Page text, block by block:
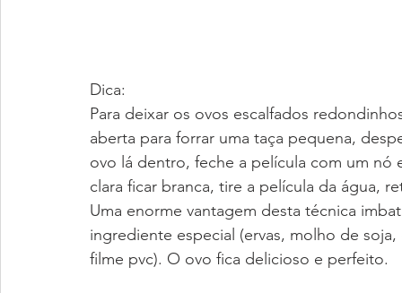
Dica:
Para deixar os ovos escalfados
aberta para forrar uma taça pequena,
ovo lá dentro, feche a película com um
clara ficar branca, tire a película da
Uma enorme vantagem desta técnica
ingrediente especial (ervas, molho de
filme pvc). O ovo fica delicioso e perfeito.